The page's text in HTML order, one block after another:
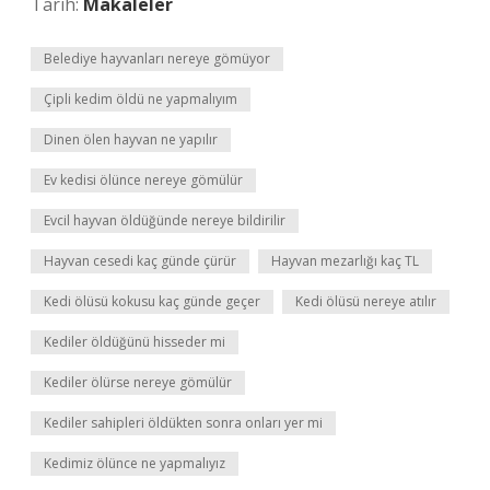
Belediye hayvanları nereye gömüyor
Çipli kedim öldü ne yapmalıyım
Dinen ölen hayvan ne yapılır
Ev kedisi ölünce nereye gömülür
Evcil hayvan öldüğünde nereye bildirilir
Hayvan cesedi kaç günde çürür Hayvan mezarlığı kaç TL
Kedi ölüsü kokusu kaç günde geçer Kedi ölüsü nereye atılır
Kediler öldüğünü hisseder mi
Kediler ölürse nereye gömülür
Kediler sahipleri öldükten sonra onları yer mi
Kedimiz ölünce ne yapmalıyız